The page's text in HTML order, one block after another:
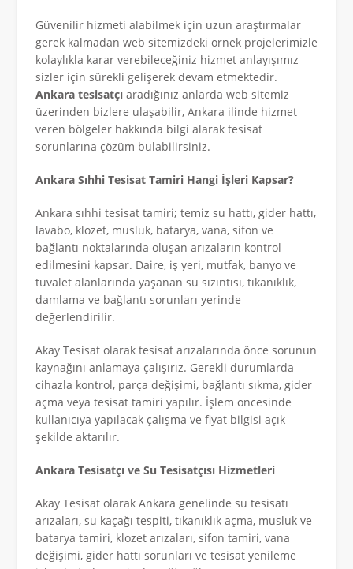
Güvenilir hizmeti alabilmek için uzun araştırmalar
gerek kalmadan web sitemizdeki örnek projelerimizle
kolaylıkla karar verebileceğiniz hizmet anlayışımız
sizler için sürekli gelişerek devam etmektedir.
Ankara tesisatçı aradığınız anlarda web sitemiz
üzerinden bizlere ulaşabilir, Ankara ilinde hizmet
veren bölgeler hakkında bilgi alarak tesisat
sorunlarına çözüm bulabilirsiniz.
Ankara Sıhhi Tesisat Tamiri Hangi İşleri Kapsar?
Ankara sıhhi tesisat tamiri; temiz su hattı, gider hattı,
lavabo, klozet, musluk, batarya, vana, sifon ve
bağlantı noktalarında oluşan arızaların kontrol
edilmesini kapsar. Daire, iş yeri, mutfak, banyo ve
tuvalet alanlarında yaşanan su sızıntısı, tıkanıklık,
damlama ve bağlantı sorunları yerinde
değerlendirilir.
Akay Tesisat olarak tesisat arızalarında önce sorunun
kaynağını anlamaya çalışırız. Gerekli durumlarda
cihazla kontrol, parça değişimi, bağlantı sıkma, gider
açma veya tesisat tamiri yapılır. İşlem öncesinde
kullanıcıya yapılacak çalışma ve fiyat bilgisi açık
şekilde aktarılır.
Ankara Tesisatçı ve Su Tesisatçısı Hizmetleri
Akay Tesisat olarak Ankara genelinde su tesisatı
arızaları, su kaçağı tespiti, tıkanıklık açma, musluk ve
batarya tamiri, klozet arızaları, sifon tamiri, vana
değişimi, gider hattı sorunları ve tesisat yenileme